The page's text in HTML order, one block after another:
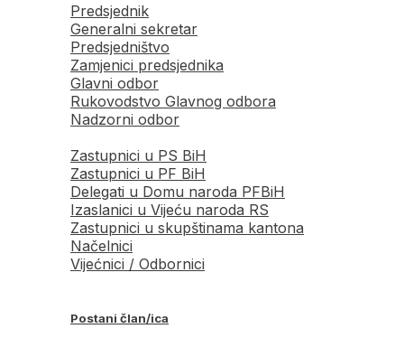
Predsjednik
Generalni sekretar
Predsjedništvo
Zamjenici predsjednika
Glavni odbor
Rukovodstvo Glavnog odbora
Nadzorni odbor
Zastupnici u PS BiH
Zastupnici u PF BiH
Delegati u Domu naroda PFBiH
Izaslanici u Vijeću naroda RS
Zastupnici u skupštinama kantona
Načelnici
Vijećnici / Odbornici
Postani član/ica